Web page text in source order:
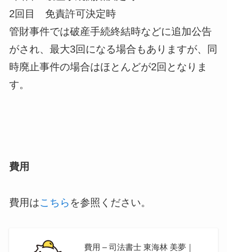
2回目 免責許可決定時
管財事件では破産手続終結時などに追加公告
がされ、最大3回になる場合もありますが、同
時廃止事件の場合はほとんどが2回となりま
す。
費用
費用はこちら を参照ください。
費用 – 司法書士 東海林 美夢｜